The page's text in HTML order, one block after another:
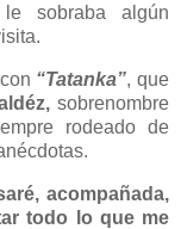
sobraba algún
“Tatanka”, que
sobrenombre
rodeado de
acompañada,
todo lo que me